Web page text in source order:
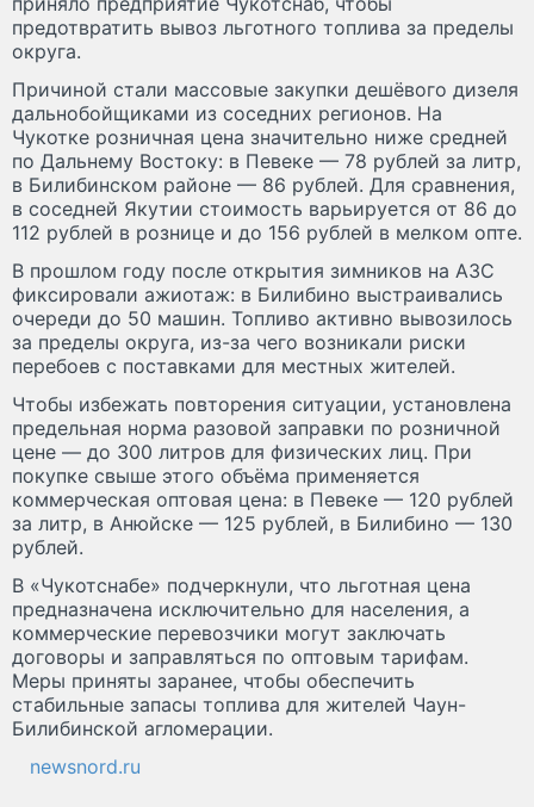
предотвратить вывоз льготного топлива за пределы
округа.
Причиной стали массовые закупки дешёвого дизеля
дальнобойщиками из соседних регионов. На
Чукотке розничная цена значительно ниже средней
по Дальнему Востоку: в Певеке — 78 рублей за литр,
в Билибинском районе — 86 рублей. Для сравнения,
в соседней Якутии стоимость варьируется от 86 до
112 рублей в рознице и до 156 рублей в мелком опте.
В прошлом году после открытия зимников на АЗС
фиксировали ажиотаж: в Билибино выстраивались
очереди до 50 машин. Топливо активно вывозилось
за пределы округа, из-за чего возникали риски
перебоев с поставками для местных жителей.
Чтобы избежать повторения ситуации, установлена
предельная норма разовой заправки по розничной
цене — до 300 литров для физических лиц. При
покупке свыше этого объёма применяется
коммерческая оптовая цена: в Певеке — 120 рублей
за литр, в Анюйске — 125 рублей, в Билибино — 130
рублей.
В «Чукотснабе» подчеркнули, что льготная цена
предназначена исключительно для населения, а
коммерческие перевозчики могут заключать
договоры и заправляться по оптовым тарифам.
Меры приняты заранее, чтобы обеспечить
стабильные запасы топлива для жителей Чаун-
Билибинской агломерации.
newsnord.ru